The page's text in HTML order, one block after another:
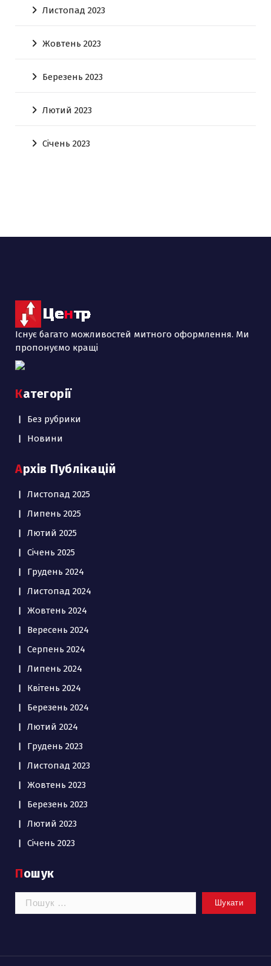
Листопад 2023
Жовтень 2023
Березень 2023
Лютий 2023
Січень 2023
Існує багато можливостей митного оформлення. Ми
пропонуємо кращі
Категорії
Без рубрики
Новини
Архів Публікацій
Листопад 2025
Липень 2025
Лютий 2025
Січень 2025
Грудень 2024
Листопад 2024
Жовтень 2024
Вересень 2024
Серпень 2024
Липень 2024
Квітень 2024
Березень 2024
Лютий 2024
Грудень 2023
Листопад 2023
Жовтень 2023
Березень 2023
Лютий 2023
Січень 2023
Пошук
Пошук: